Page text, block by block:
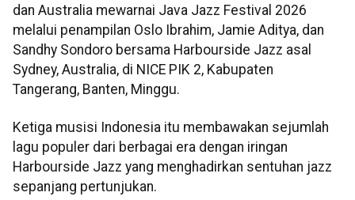
dan Australia mewarnai Java Jazz Festival 2026
melalui penampilan Oslo Ibrahim, Jamie Aditya, dan
Sandhy Sondoro bersama Harbourside Jazz asal
Sydney, Australia, di NICE PIK 2, Kabupaten
Tangerang, Banten, Minggu.
Ketiga musisi Indonesia itu membawakan sejumlah
lagu populer dari berbagai era dengan iringan
Harbourside Jazz yang menghadirkan sentuhan jazz
sepanjang pertunjukan.